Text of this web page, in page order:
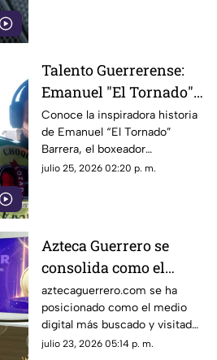
exclusivo de lo que promete
ser su nuevo sencillo titulado
“Matadora”.
Talento Guerrerense:
Emanuel "El Tornado"
Barrera, el boxeador
que conquista sus
sueños con disciplina y
sencillez
Conoce la inspiradora historia
de Emanuel “El Tornado”
Barrera, el boxeador
guerrerense que demuestra
julio 25, 2026 02:20 p. m.
Azteca Guerrero se
consolida como el
medio digital líder en el
Estado
aztecaguerrero.com se ha
posicionado como el medio
digital más buscado y visitado
por los habitantes del estado
julio 23, 2026 05:14 p. m.